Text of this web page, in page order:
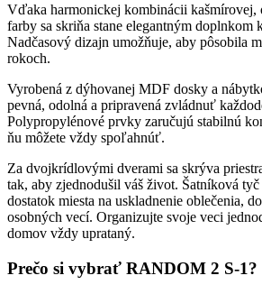
Vďaka harmonickej kombinácii kašmírovej,
farby sa skriňa stane elegantným doplnkom
Nadčasový dizajn umožňuje, aby pôsobila
rokoch.
Vyrobená z dýhovanej MDF dosky a
pevná, odolná a pripravená zvládnuť
Polypropylénové prvky zaručujú stabilnú
ňu môžete vždy spoľahnúť.
Za dvojkrídlovými dverami sa skrýva
tak, aby zjednodušil váš život. Šatníková
dostatok miesta na uskladnenie oblečenia,
osobných vecí. Organizujte svoje veci
domov vždy uprataný.
Prečo si vybrať RANDOM 2 S-1?